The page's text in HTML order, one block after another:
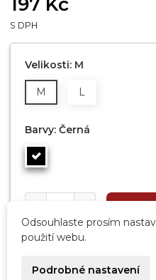
S DPH
Velikosti: M
M L
Barvy: Černá
SKLADEM,
Odsouhlaste prosím
použití webu.
Podrobné nastavení